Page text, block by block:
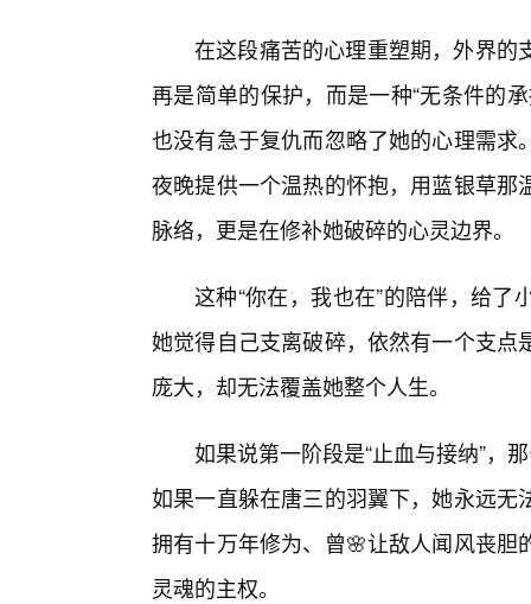
在这段痛苦的心理重塑期，外界的
再是简单的保护，而是一种“无条件的
也没有急于复仇而忽略了她的心理需
夜晚提供一个温热的怀抱，用蓝银草
脉络，更是在修补她破碎的心灵边界。
这种“你在，我也在”的陪伴，给
她觉得自己支离破碎，依然有一个支
庞大，却无法覆盖她整个人生。
如果说第一阶段是“止血与接纳”，
如果一直躲在唐三的羽翼下，她永远
拥有十万年修为、曾🌸让敌人闻风丧
灵魂的主权。